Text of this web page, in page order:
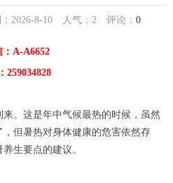
2026-8-10 人气： 2 评论： 0
：A-A6652
259034828
。这是年中气候最热的时候，虽然
但暑热对身体健康的危害依然存
生要点的建议。